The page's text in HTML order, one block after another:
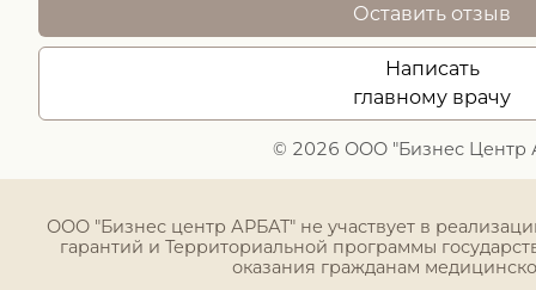
© 2026 ООО "Бизнес Центр
Оставить отзыв
Написать
главному врачу
ООО "Бизнес центр АРБАТ" не участвует в
гарантий и Территориальной программы
оказания гражданам